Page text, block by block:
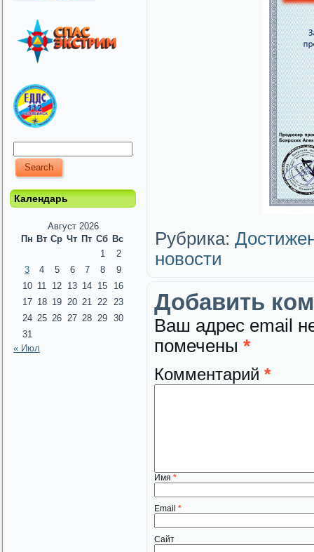
Календарь
Август 2026
Пн Вт Ср Чт Пт Сб Вс
1
2
3
4 5 6 7 8
9
10 11 12 13 14 15
16
17 18 19 20 21 22
23
24 25 26 27 28 29 30
31
« Июл
Рубрика:
новости
Добавить
Ваш адрес email
помечены *
Комментарий *
Имя *
Email *
Сайт